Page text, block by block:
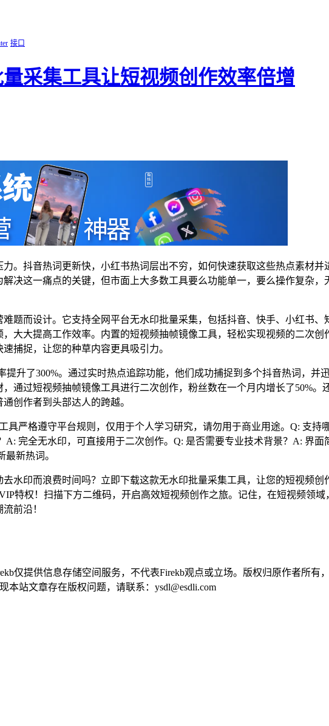
接口
采集工具让短视频创作效率倍增
。抖音热词更新快，小红书热词层出不穷，如何快速获取这些热点素材
决这一痛点的关键，但市面上大多数工具要么功能单一，要么操作复杂
题而设计。它支持全网平台无水印批量采集，包括抖音、快手、小红书
大大提高工作效率。内置的短视频抽帧镜像工具，轻松实现视频的二次
捕捉，让您的种草内容更具吸引力。
升了300%。通过实时热点追踪功能，他们成功捕捉到多个抖音热词，
通过短视频抽帧镜像工具进行二次创作，粉丝数在一个月内增长了50%
创作者到头部达人的跨越。
具严格遵守平台规则，仅用于个人学习研究，请勿用于商业用途。Q: 支
完全无水印，可直接用于二次创作。Q: 是否需要专业技术背景？A: 界
新热词。
水印而浪费时间吗？立即下载这款无水印批量采集工具，让您的短视频
特权！扫描下方二维码，开启高效短视频创作之旅。记住，在短视频领
前沿！
仅提供信息存储空间服务，不代表Firekb观点或立场。版权归原作者所
站文章存在版权问题，请联系：ysdl@esdli.com